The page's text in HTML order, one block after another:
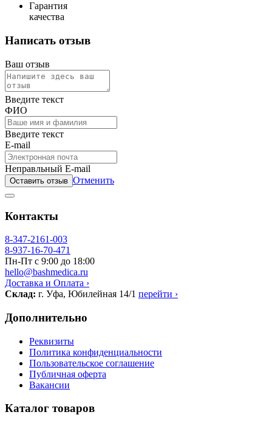
Гарантия
качества
Написать отзыв
Ваш отзыв
Введите текст
ФИО
Введите текст
E-mail
Неправльный E-mail
Оставить отзыв Отменить
Контакты
8-347-2161-003
8-937-16-70-471
Пн-Пт с 9:00 до 18:00
hello@bashmedica.ru
Доставка и Оплата ›
Склад: г. Уфа, Юбилейная 14/1 перейти ›
Дополнительно
Реквизиты
Политика конфиденциальности
Пользовательское соглашение
Публичная оферта
Вакансии
Каталог товаров